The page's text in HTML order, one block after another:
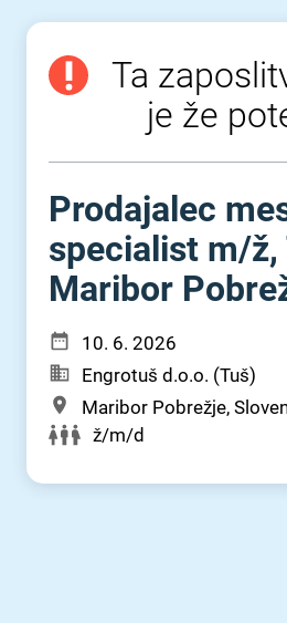
Ta
je že
Prodajalec
specialist m⁠/⁠ž,
Maribor
10. 6. 2026
Engrotuš d.o.o. (Tuš)
Maribor Pobrežje,
ž/m/d